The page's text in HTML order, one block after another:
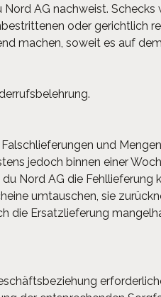
AG nachweist.
oder gerichtlich
machen, soweit es auf
und
jedoch binnen einer
Nord AG die Fehllieferung
umtauschen, sie
die Ersatzlieferung